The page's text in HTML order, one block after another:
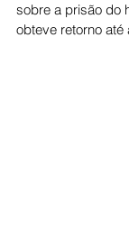
sobre a prisão do
obteve retorno até